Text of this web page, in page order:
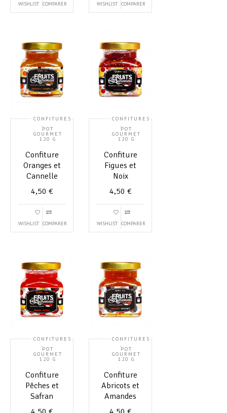
WISHLIST COMPARER WISHLIST COMPARER
CONFITURES
,
POT
GOURMET
120 G
Confiture
Oranges et
Cannelle
4,50 €
WISHLIST COMPARER
CONFITURES
,
POT
GOURMET
120 G
Confiture
Figues et
Noix
4,50 €
WISHLIST COMPARER
CONFITURES
,
POT
GOURMET
120 G
Confiture
Pêches et
Safran
CONFITURES
,
POT
GOURMET
120 G
Confiture
Abricots et
Amandes